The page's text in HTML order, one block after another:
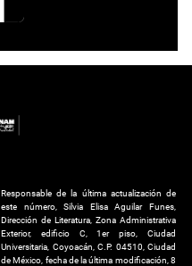
Responsable de la última actualización de
este número, Silvia Elisa Aguilar Funes,
Dirección de Literatura, Zona Administrativa
Exterior, edificio C, 1er piso, Ciudad
Universitaria, Coyoacán, C.P. 04510, Ciudad
de México, fecha de la última modificación, 8